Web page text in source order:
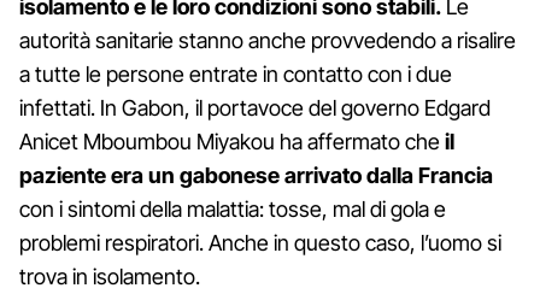
isolamento e le loro condizioni sono stabili. Le
autorità sanitarie stanno anche provvedendo a risalire
a tutte le persone entrate in contatto con i due
infettati. In Gabon, il portavoce del governo Edgard
Anicet Mboumbou Miyakou ha affermato cheil
paziente era un gabonese arrivato dalla Francia
con i sintomi della malattia: tosse, mal di gola e
problemi respiratori. Anche in questo caso, l’uomo si
trova in isolamento.